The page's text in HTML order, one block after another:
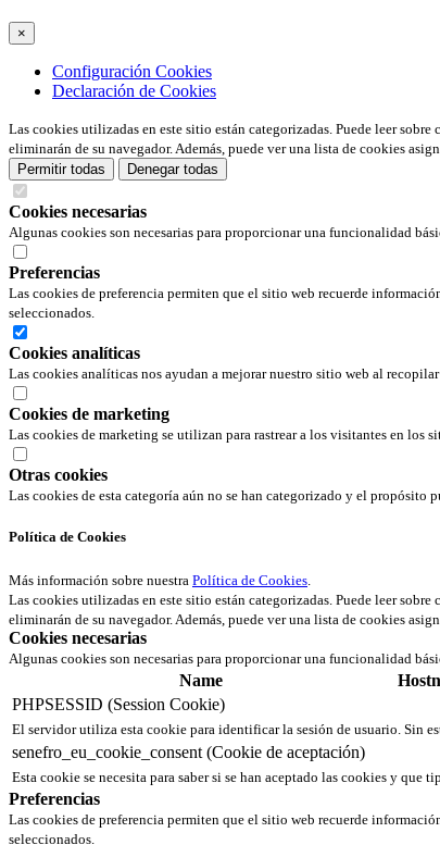
×
Configuración Cookies
Declaración de Cookies
Las cookies utilizadas en este sitio están categorizadas. Puede leer
eliminarán de su navegador. Además, puede ver una lista de cookies
Permitir todas
Denegar todas
Cookies necesarias
Algunas cookies son necesarias para proporcionar una funcionalidad
Preferencias
Las cookies de preferencia permiten que el sitio web recuerde
seleccionados.
Cookies analíticas
Las cookies analíticas nos ayudan a mejorar nuestro sitio web al
Cookies de marketing
Las cookies de marketing se utilizan para rastrear a los visitantes en los
Otras cookies
Las cookies de esta categoría aún no se han categorizado y el propósito
Política de Cookies
Más información sobre nuestra Política de Cookies.
Las cookies utilizadas en este sitio están categorizadas. Puede leer
eliminarán de su navegador. Además, puede ver una lista de cookies
Cookies necesarias
Algunas cookies son necesarias para proporcionar una funcionalidad
Name
PHPSESSID (Session Cookie)
El servidor utiliza esta cookie para identificar la sesión de usuario. Sin
senefro_eu_cookie_consent (Cookie de aceptación)
Esta cookie se necesita para saber si se han aceptado las cookies y que
Preferencias
Las cookies de preferencia permiten que el sitio web recuerde
seleccionados.